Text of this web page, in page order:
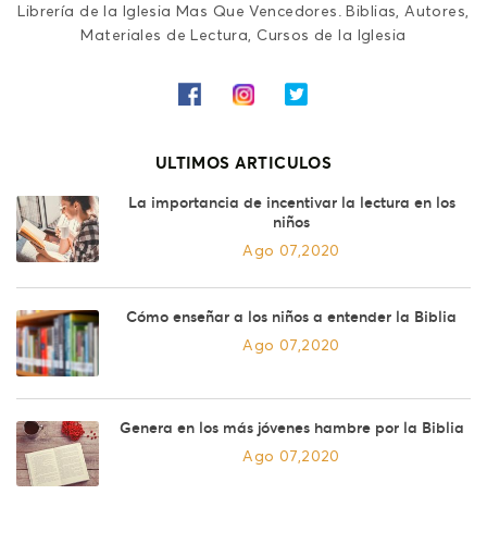
Librería de la Iglesia Mas Que Vencedores. Biblias, Autores,
Materiales de Lectura, Cursos de la Iglesia
ULTIMOS ARTICULOS
La importancia de incentivar la lectura en los
niños
Ago 07,2020
Cómo enseñar a los niños a entender la Biblia
Ago 07,2020
Genera en los más jóvenes hambre por la Biblia
Ago 07,2020